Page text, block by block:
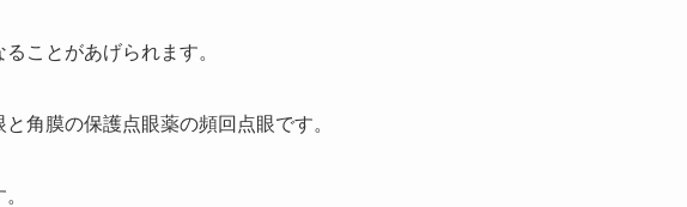
ことがあげられます。
角膜の保護点眼薬の頻回点眼です。